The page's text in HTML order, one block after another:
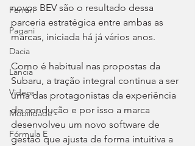
Ferrari
Pagani
Dacia
Lancia
Videos
Mobilidade
Fórmula E
novos BEV são o resultado dessa
parceria estratégica entre ambas as
marcas, iniciada há já vários anos.
Como é habitual nas propostas da
Subaru, a tração integral continua a ser
uma das protagonistas da experiência
de condução e por isso a marca
desenvolveu um novo software de
gestão que ajusta de forma intuitiva a